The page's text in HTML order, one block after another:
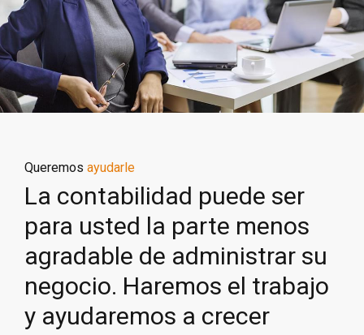
Queremos ayudarle
La contabilidad puede ser
para usted la parte menos
agradable de administrar su
negocio. Haremos el trabajo
y ayudaremos a crecer